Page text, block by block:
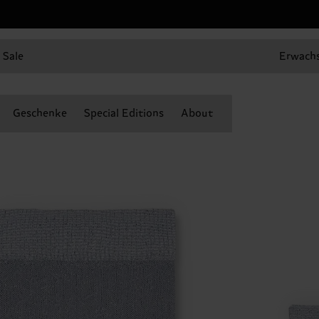
Sale
Geschenke Special Editions About